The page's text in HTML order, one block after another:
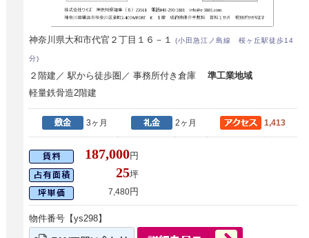
神奈川県大和市代官２丁目１６－１(小田急江ノ島線 桜ヶ丘駅徒歩14
分)
２階建／ 駅から徒歩圏／ 事務所付き倉庫準工業地域
軽量鉄骨造2階建
3ヶ月 2ヶ月 1,413
187,000円
25坪
7,480円
物件番号【ys298】